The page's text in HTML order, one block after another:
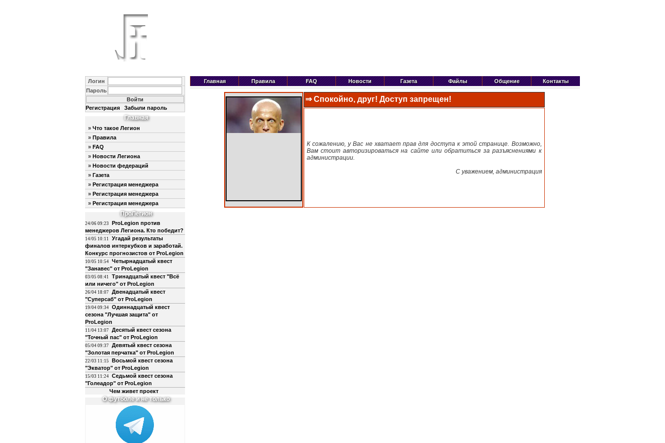
Логин
Пароль
Регистрация Забыли пароль
Главная
» Что такое Легион
» Правила
» FAQ
» Новости Легиона
» Новости федераций
» Газета
» Регистрация менеджера
» Регистрация менеджера
» Регистрация менеджера
ПроЛегион
24/06 09:23
ProLegion против
менеджеров Легиона. Кто победит?
14/05 10:11
Угадай результаты
финалов интеркубков и заработай.
Конкурс прогнозистов от ProLegion
10/05 10:54 Четырнадцатый квест
"Занавес" от ProLegion
03/05 08:41
Тринадцатый квест "Всё
или ничего" от ProLegion
26/04 18:07 Двенадцатый квест
"Суперсаб" от ProLegion
19/04 09:34 Одиннадцатый квест
сезона "Лучшая защита" от
ProLegion
11/04 13:07 Десятый квест сезона
"Точный пас" от ProLegion
05/04 09:37 Девятый квест сезона
"Золотая перчатка" от ProLegion
22/03 11:15
Восьмой квест сезона
"Экватор" от ProLegion
15/03 11:24 Седьмой квест сезона
"Голеадор" от ProLegion
Чем живет проект
О футболе и не только
Главная Правила FAQ Новости Газета Файлы Общение Контакты
⇒ Спокойно, друг! Доступ запрещен!
К сожалению, у Вас не хватает прав для доступа к этой странице. Возможно,
Вам стоит авторизироваться на сайте или обратиться за разъяснениями к
администрации.
C уважением, администрация